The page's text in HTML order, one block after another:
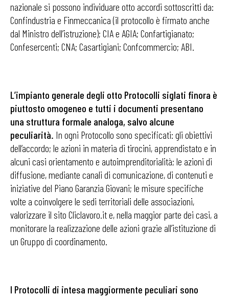
nazionale si possono individuare otto accordi sottoscritti da:
Confindustria e Finmeccanica (il protocollo è firmato anche
dal Ministro dell’istruzione); CIA e AGIA; Confartigianato;
Confesercenti; CNA; Casartigiani; Confcommercio; ABI.
L’impianto generale degli otto Protocolli siglati finora è
piuttosto omogeneo e tutti i documenti presentano
una struttura formale analoga, salvo alcune
peculiarità. In ogni Protocollo sono specificati: gli obiettivi
dell’accordo; le azioni in materia di tirocini, apprendistato e in
alcuni casi orientamento e autoimprenditorialità; le azioni di
diffusione, mediante canali di comunicazione, di contenuti e
iniziative del Piano Garanzia Giovani; le misure specifiche
volte a coinvolgere le sedi territoriali delle associazioni,
valorizzare il sito Cliclavoro.it e, nella maggior parte dei casi, a
monitorare la realizzazione delle azioni grazie all’istituzione di
un Gruppo di coordinamento.
I Protocolli di intesa maggiormente peculiari sono